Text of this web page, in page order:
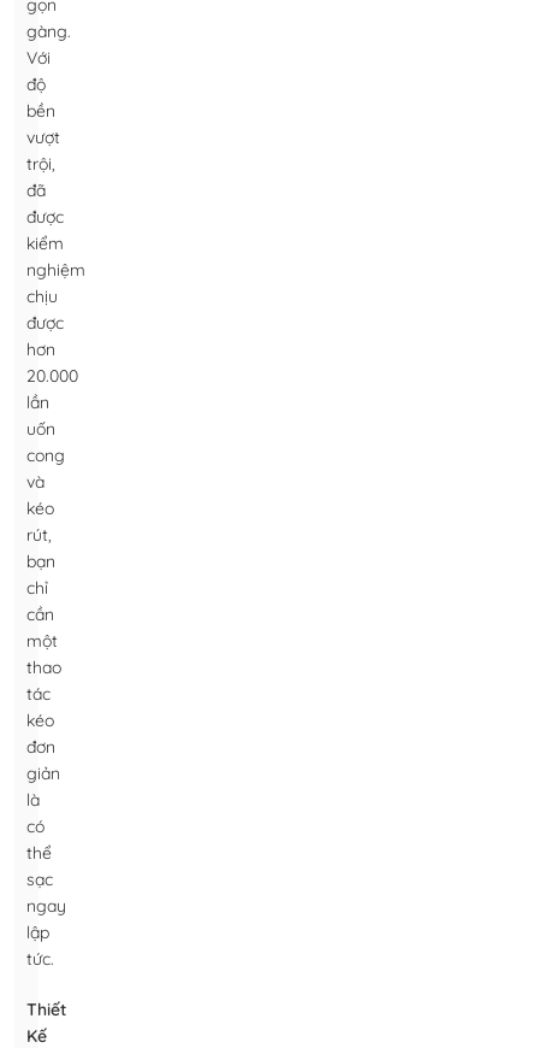
gọn
gàng.
Với
độ
bền
vượt
trội,
đã
được
kiểm
nghiệm
chịu
được
hơn
20.000
lần
uốn
cong
và
kéo
rút,
bạn
chỉ
cần
một
thao
tác
kéo
đơn
giản
là
có
thể
sạc
ngay
lập
tức.
Thiết
Kế